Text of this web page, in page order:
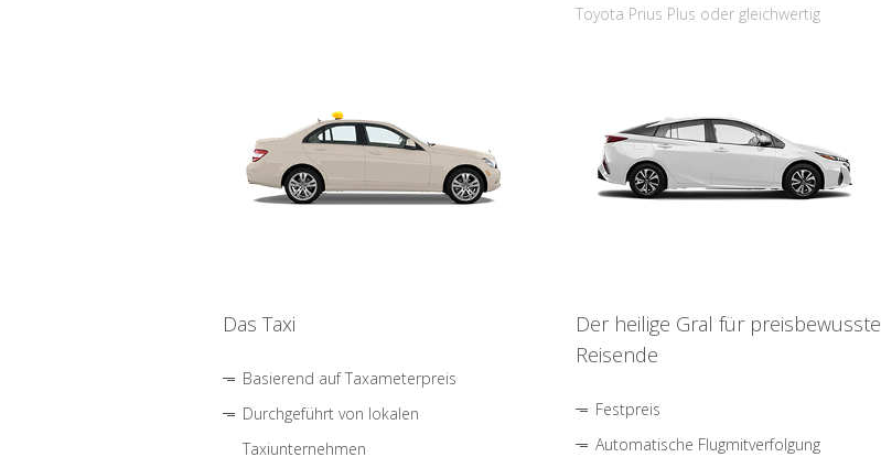
Das Taxi
Basierend auf Taxameterpreis
Durchgeführt von lokalen
Taxiunternehmen
Toyota Prius Plus oder gleichwertig
Der heilige Gral für preisbewusste
Reisende
Festpreis
Automatische Flugmitverfolgung